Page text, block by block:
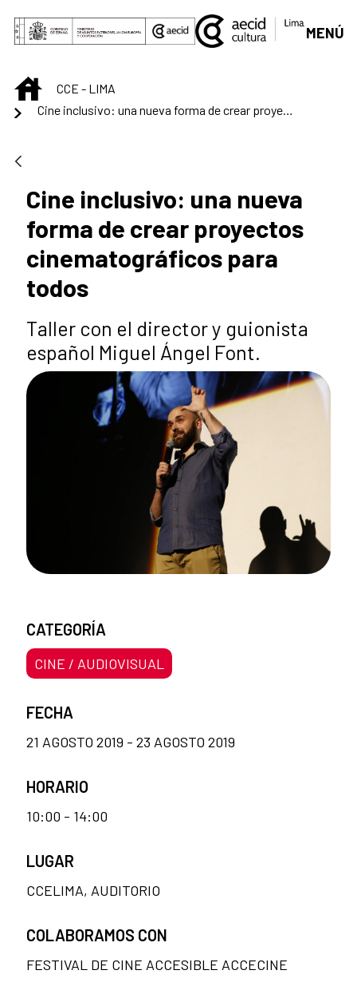
Saltar al contenido principal
MENÚ
INICIOCCE - LIMA
Cine inclusivo: una nueva forma de crear proyectos cinematográficos para todos
Cine inclusivo: una nueva
forma de crear proyectos
cinematográficos para
todos
Taller con el director y guionista
español Miguel Ángel Font.
CATEGORÍA
CINE / AUDIOVISUAL
FECHA
21 AGOSTO 2019 - 23 AGOSTO 2019
HORARIO
10:00 - 14:00
LUGAR
CCELIMA, AUDITORIO
COLABORAMOS CON
FESTIVAL DE CINE ACCESIBLE ACCECINE